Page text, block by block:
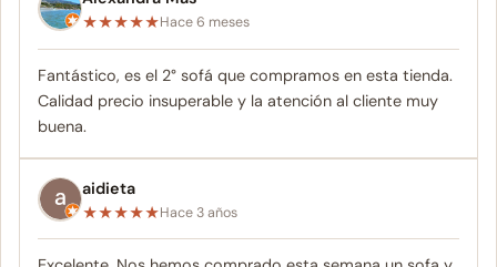
★★★★★Hace 6 meses
Fantástico, es el 2° sofá que compramos en esta tienda.
Calidad precio insuperable y la atención al cliente muy
buena.
aidieta
★★★★★Hace 3 años